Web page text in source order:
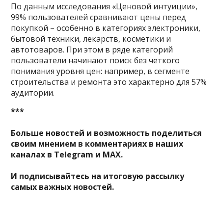
По данным исследования «Ценовой интуиции»,
99% пользователей сравнивают цены перед
покупкой – особенно в категориях электроники,
бытовой техники, лекарств, косметики и
автотоваров. При этом в ряде категорий
пользователи начинают поиск без четкого
понимания уровня цен: например, в сегменте
строительства и ремонта это характерно для 57%
аудитории.
***
Больше новостей и возможность поделиться
своим мнением в комментариях в наших
каналах в Telegram и MAX.
И подписывайтесь на итоговую рассылку
самых важных новостей.